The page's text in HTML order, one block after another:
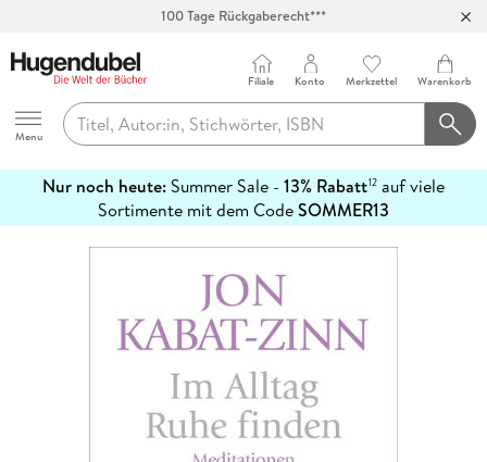
100 Tage Rückgaberecht***
Hugendubel
Menu
Filiale Konto Merkzettel Warenkorb
Nur noch heute: Summer Sale - 13% Rabatt12 auf viele
Sortimente mit dem CodeSOMMER13
erfahren